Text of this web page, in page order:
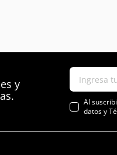
y
Al
datos y